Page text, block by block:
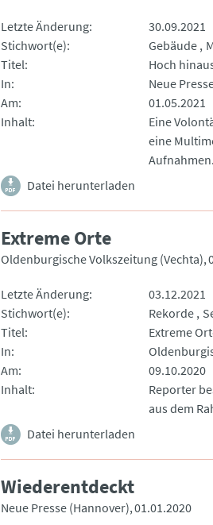
Letzte Änderung
30.09.2021
Stichwort(e)
Gebäude
Titel
Hoch
In
Neue
Am
01.05.2021
Inhalt
Eine
eine
Aufnahmen.
Datei herunterladen
Extreme Orte
Oldenburgische Volkszeitung (Vechta)
Letzte Änderung
03.12.2021
Stichwort(e)
Rekorde
Titel
Extreme
In
Am
09.10.2020
Inhalt
Reporter
aus dem
Datei herunterladen
Wiederentdeckt
Neue Presse (Hannover) 01.01.2020